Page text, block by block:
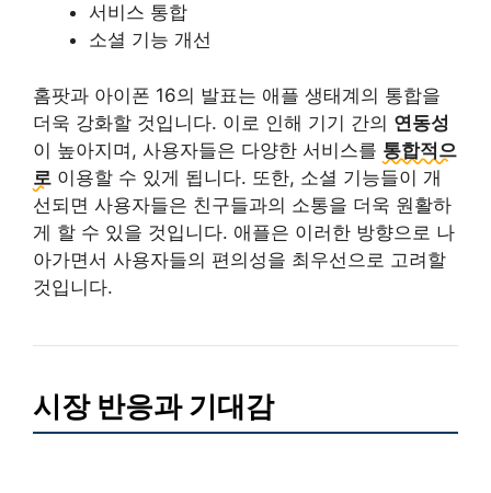
서비스 통합
소셜 기능 개선
홈팟과 아이폰 16의 발표는 애플 생태계의 통합을
더욱 강화할 것입니다. 이로 인해 기기 간의 연동성
이 높아지며, 사용자들은 다양한 서비스를 통합적으
로 이용할 수 있게 됩니다. 또한, 소셜 기능들이 개
선되면 사용자들은 친구들과의 소통을 더욱 원활하
게 할 수 있을 것입니다. 애플은 이러한 방향으로 나
아가면서 사용자들의 편의성을 최우선으로 고려할
것입니다.
시장 반응과 기대감